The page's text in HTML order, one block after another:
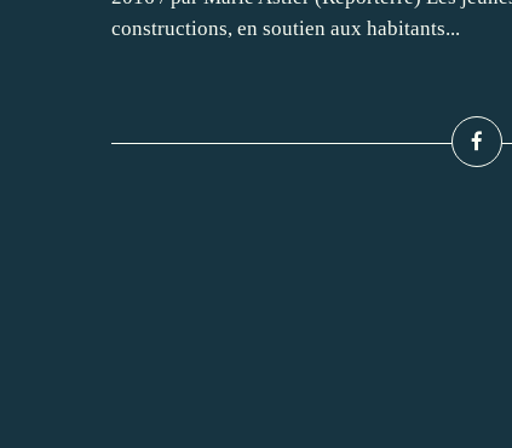
constructions, en soutien aux habitants...